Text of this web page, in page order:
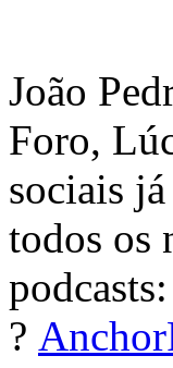
João
Foro,
sociais
todos os
podcasts:
?